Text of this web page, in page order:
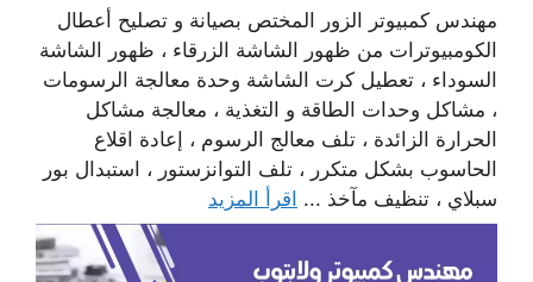
مهندس كمبيوتر الزور المختص بصيانة و تصليح أعطال
الكومبيوترات من ظهور الشاشة الزرقاء ، ظهور الشاشة
السوداء ، تعطيل كرت الشاشة وحدة معالجة الرسومات
، مشاكل وحدات الطاقة و التغذية ، معالجة مشاكل
الحرارة الزائدة ، تلف معالج الرسوم ، إعادة اقلاع
الحاسوب بشكل متكرر ، تلف التوانزستور ، استبدال بور
سبلاي ، تنظيف مآخذ ... اقرأ المزيد